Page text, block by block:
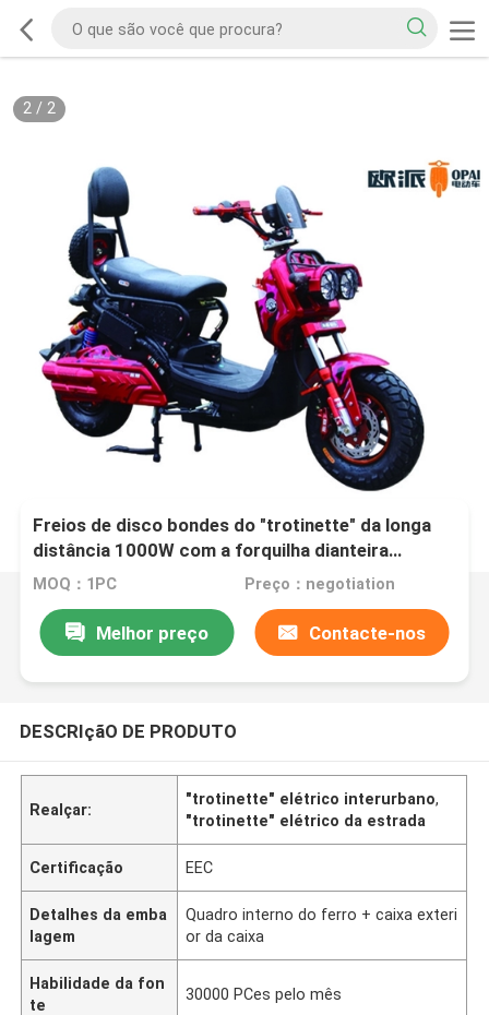
2/ 2
Freios de disco bondes do "trotinette" da longa
distância 1000W com a forquilha dianteira
hidráulica colorida
MOQ：1PC Preço：negotiation
Melhor preço Contacte-nos
DESCRIçãO DE PRODUTO
Realçar:
"trotinette" elétrico interurbano,
"trotinette" elétrico da estrada
Certificação EEC
Detalhes da emba
lagem
Quadro interno do ferro + caixa exteri
or da caixa
Habilidade da fon
te
30000 PCes pelo mês